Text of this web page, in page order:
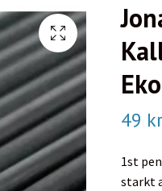
49 kr
1st
starkt